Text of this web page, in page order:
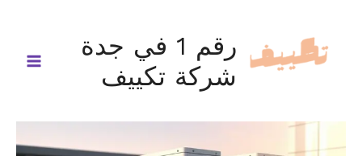
المحتوى
رقم 1 في جدة
شركة تكييف